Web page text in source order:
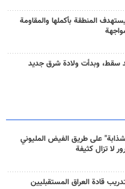
المنطقة بأكملها والمقاومة
سقط، وبدأت ولادة شرق جديد
على طريق الفيض المليوني
لا تزال كثيفة
قادة العراق المستقبليين